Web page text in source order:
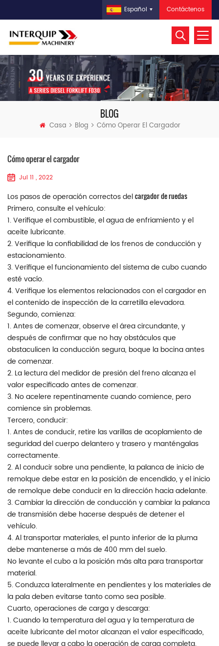
Contáctenos
Español
BLOG
Casa Blog Cómo Operar El Cargador
Cómo operar el cargador
Jul 11 , 2022
Los pasos de operación correctos delcargador de ruedas
Primero, consulte el vehículo:
1. Verifique el combustible, el agua de enfriamiento y el
aceite lubricante.
2. Verifique la confiabilidad de los frenos de conducción y
estacionamiento.
3. Verifique el funcionamiento del sistema de cubo cuando
esté vacío.
4. Verifique los elementos relacionados con el cargador en
el contenido de inspección de la carretilla elevadora.
Segundo, comienza:
1. Antes de comenzar, observe el área circundante, y
después de confirmar que no hay obstáculos que
obstaculicen la conducción segura, boque la bocina antes
de comenzar.
2. La lectura del medidor de presión del freno alcanza el
valor especificado antes de comenzar.
3. No acelere repentinamente cuando comience, pero
comience sin problemas.
Tercero, conducir:
1. Antes de conducir, retire las varillas de acoplamiento de
seguridad del cuerpo delantero y trasero y manténgalas
correctamente.
2. Al conducir sobre una pendiente, la palanca de inicio de
remolque debe estar en la posición de encendido, y el inicio
de remolque debe conducir en la dirección hacia adelante.
3. Cambiar la dirección de conducción y cambiar la palanca
de transmisión debe hacerse después de detener el
vehículo.
4. Al transportar materiales, el punto inferior de la pluma
debe mantenerse a más de 400 mm del suelo.
No levante el cubo a la posición más alta para transportar
material.
5. Conduzca lateralmente en pendientes y los materiales de
la pala deben evitarse tanto como sea posible.
Cuarto, operaciones de carga y descarga:
1. Cuando la temperatura del agua y la temperatura de
aceite lubricante del motor alcanzan el valor especificado,
se puede llevar a cabo la operación de carga completa.